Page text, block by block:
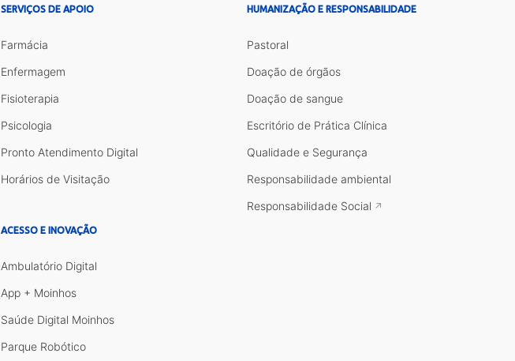
SERVIÇOS DE APOIO
Farmácia
Enfermagem
Fisioterapia
Psicologia
Pronto Atendimento Digital
Horários de Visitação
ACESSO E INOVAÇÃO
Ambulatório Digital
App + Moinhos
Saúde Digital Moinhos
Parque Robótico
HUMANIZAÇÃO E RESPONSABILIDADE
Pastoral
Doação de órgãos
Doação de sangue
Escritório de Prática Clínica
Qualidade e Segurança
Responsabilidade ambiental
Responsabilidade Social